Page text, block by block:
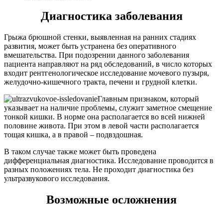
Диагностика заболевания
Грыжа брюшной стенки, выявленная на ранних стадиях
развития, может быть устранена без оперативного
вмешательства. При подозрении данного заболевания
пациента направляют на ряд обследований, в число которых
входит рентгенологическое исследование мочевого пузыря,
желудочно-кишечного тракта, печени и грудной клетки.
Главным признаком, который
указывает на наличие проблемы, служит заметное смещение
тонкой кишки. В норме она располагается во всей нижней
половине живота. При этом в левой части располагается
тощая кишка, а в правой – подвздошная.
В таком случае также может быть проведена
дифференциальная диагностика. Исследование проводится в
разных положениях тела. Не проходит диагностика без
ультразвукового исследования.
Возможные осложнения